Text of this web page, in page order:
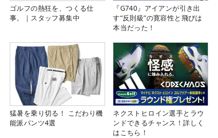
ゴルフの熱狂を、つくる仕
事。｜スタッフ募集中
『G740』アイアンが引き出
す“反則級”の寛容性と飛びは
本当だった！
猛暑を乗り切る！ こだわり機
能派パンツ4選
ネクストヒロイン選手とラウ
ンドできるチャンス！詳しく
はこちら！